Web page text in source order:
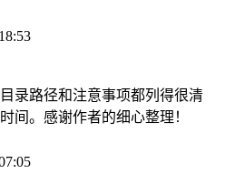
录路径和注意事项都列得很清
间。感谢作者的细心整理！